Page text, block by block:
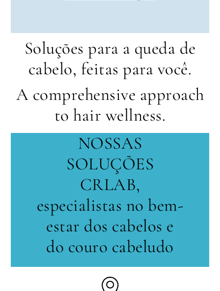
Soluções para a queda de
cabelo, feitas para você.
A comprehensive approach
to hair wellness.
NOSSAS
SOLUÇÕES
CRLAB,
especialistas no bem-
estar dos cabelos e
do couro cabeludo